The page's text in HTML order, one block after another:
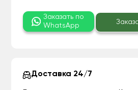
Заказать по
WhatsApp
Доставка 24/7